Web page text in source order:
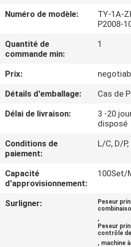
VISITE
D'USINE
CONTRÔLE
QUALITÉ
NOUS
NOUVELLES
Numéro de modèle:
TY-1A-
P2008-
Quantité de
commande min:
1
Prix:
Détails d'emballage:
Cas de
Délai de livraison:
3 -20
disposé
Conditions de
paiement:
L/C, D/
Capacité
d'approvisionnement:
100Set/
Surligner:
Peseur
,
Peseur
contrôle
, machine